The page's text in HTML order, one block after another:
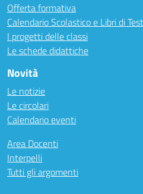
Offerta formativa
Calendario Scolastico e Libri di
I progetti delle classi
Le schede didattiche
Novità
Le notizie
Le circolari
Calendario eventi
Area Docenti
Interpelli
Tutti gli argomenti